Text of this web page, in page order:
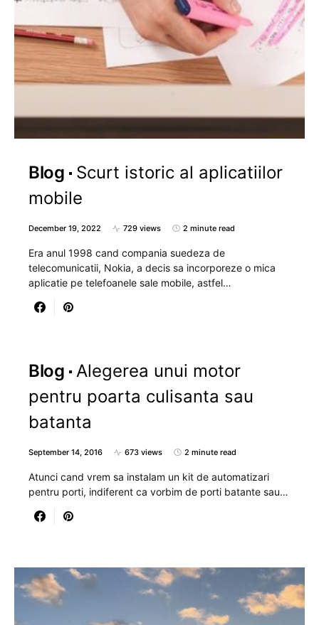
Blog
Scurt istoric al aplicatiilor
mobile
December 19, 2022 729 views 2 minute read
Era anul 1998 cand compania suedeza de
telecomunicatii, Nokia, a decis sa incorporeze o mica
aplicatie pe telefoanele sale mobile, astfel…
Blog Alegerea unui motor
pentru poarta culisanta sau
batanta
September 14, 2016 673 views 2 minute read
Atunci cand vrem sa instalam un kit de automatizari
pentru porti, indiferent ca vorbim de porti batante sau…